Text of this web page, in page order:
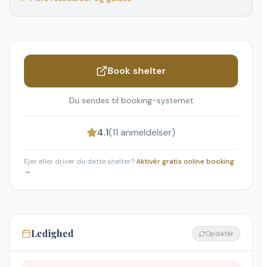
Book shelter
Du sendes til booking-systemet
4.1(11 anmeldelser)
Ejer eller driver du dette shelter?Aktivér gratis online booking
→
Ledighed Opdatér